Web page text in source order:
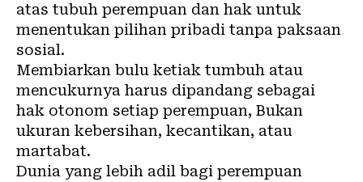
atas tubuh perempuan dan hak untuk
menentukan pilihan pribadi tanpa paksaan
sosial.
Membiarkan bulu ketiak tumbuh atau
mencukurnya harus dipandang sebagai
hak otonom setiap perempuan, Bukan
ukuran kebersihan, kecantikan, atau
martabat.
Dunia yang lebih adil bagi perempuan